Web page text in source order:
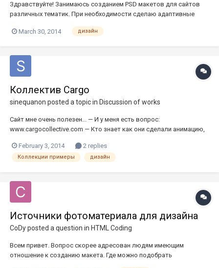
Здравствуйте! Занимаюсь созданием PSD макетов для сайтов
различных тематик. При необходимости сделаю адаптивные
передвигать пиксели в Photoshop'е, я всегда стремлюсь, чтобы
March 30, 2014 дизайн
Коллектив Cargo
sinequanon posted a topic in Discussion of works
Сайт мне очень полезен... — И у меня есть вопрос:
www.cargocollective.com — Кто знает как они сделали анимацию,
сделано?
February 3, 2014 2 replies
Коллекции примеры дизайн
Источники фотоматериала для дизайна
CoDyposted a question in HTML Coding
Всем привет. Вопрос скорее адресован людям имеющим
отношение к созданию макета. Где можно подобрать